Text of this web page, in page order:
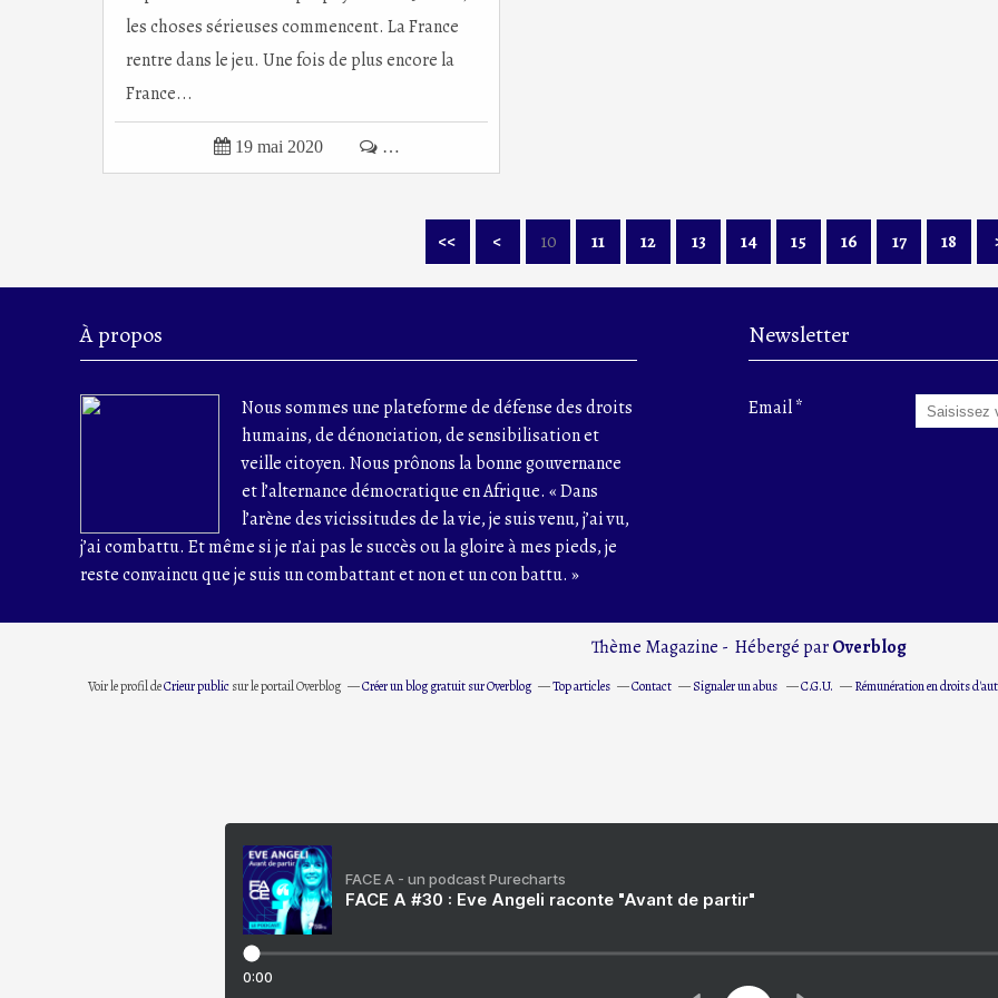
les choses sérieuses commencent. La France
rentre dans le jeu. Une fois de plus encore la
France...
 19 mai 2020  …
<< < 10 11 12 13 14 15 16 17 18
À propos
Nous sommes une plateforme de défense des droits
humains, de dénonciation, de sensibilisation et
veille citoyen. Nous prônons la bonne gouvernance
et l’alternance démocratique en Afrique. « Dans
l’arène des vicissitudes de la vie, je suis venu, j’ai vu,
j’ai combattu. Et même si je n’ai pas le succès ou la gloire à mes pieds, je
reste convaincu que je suis un combattant et non et un con battu. »
Newsletter
Email
Thème Magazine - Hébergé parOverblog
Voir le profil deCrieur publicsur le portail Overblog Créer un blog gratuit sur Overblog Top articles Contact Signaler un abus C.G.U. Rémunération en droits
FACE A - un podcast Purecharts
FACE A #30 : Eve Angeli raconte "Avant de partir"
0:00